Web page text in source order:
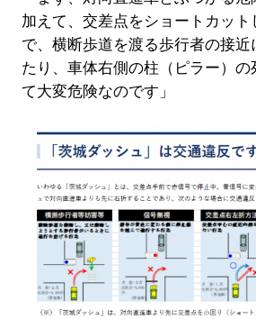
加えて、交差点をショートカット
で、横断歩道を渡る歩行者の接
たり、車体右側の柱（ピラー）の
て大変危険なのです」